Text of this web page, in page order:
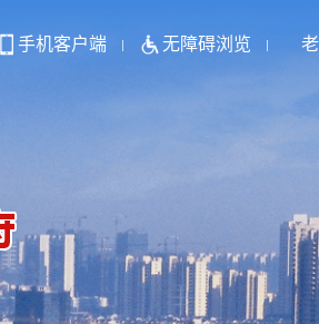
手机客户端 无障碍浏览